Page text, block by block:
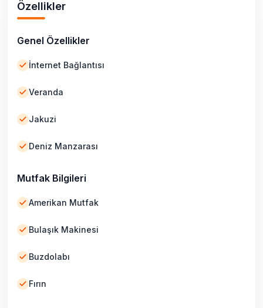
Özellikler
Genel Özellikler
İnternet Bağlantısı
Veranda
Jakuzi
Deniz Manzarası
Mutfak Bilgileri
Amerikan Mutfak
Bulaşık Makinesi
Buzdolabı
Fırın